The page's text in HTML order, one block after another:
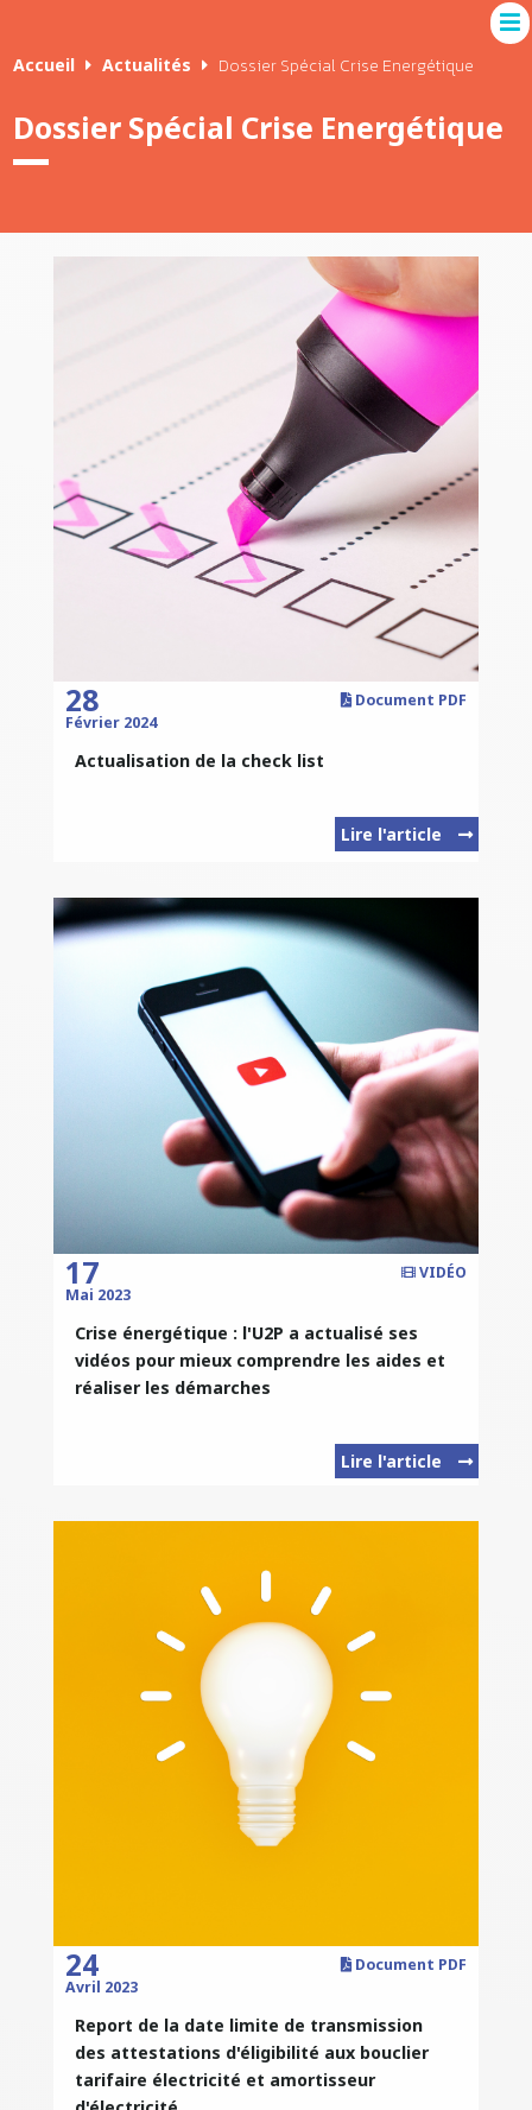
Accueil Actualités Dossier Spécial Crise Energétique
Dossier Spécial Crise Energétique
Document PDF
28
Février 2024
Actualisation de la check list
Lire l'article
VIDÉO
17
Mai 2023
Crise énergétique : l'U2P a actualisé ses
vidéos pour mieux comprendre les aides et
réaliser les démarches
Lire l'article
Document PDF
24
Avril 2023
Report de la date limite de transmission
des attestations d'éligibilité aux bouclier
tarifaire électricité et amortisseur